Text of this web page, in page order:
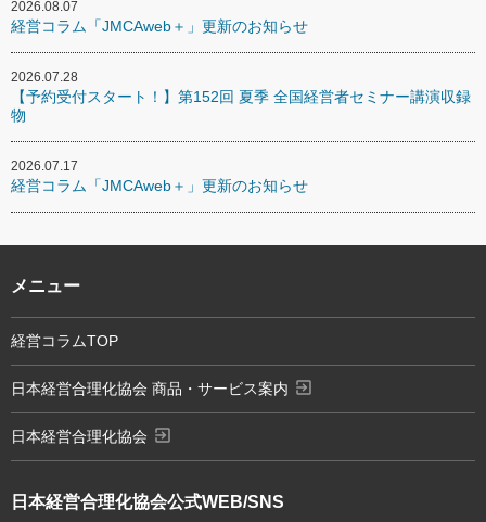
2026.08.07
経営コラム「JMCAweb＋」更新のお知らせ
2026.07.28
【予約受付スタート！】第152回 夏季 全国経営者セミナー講演収録
物
2026.07.17
経営コラム「JMCAweb＋」更新のお知らせ
日本経営合理化協会公式WEB/SNS
メニュー
経営コラムTOP
日本経営合理化協会 商品・サービス案内 exit_to_app
日本経営合理化協会 exit_to_app